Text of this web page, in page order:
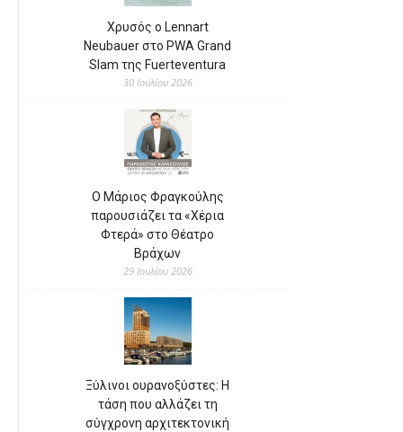
Χρυσός ο Lennart
Neubauer στο PWA Grand
Slam της Fuerteventura
30 Ιουλίου 2026
Ο Μάριος Φραγκούλης
παρουσιάζει τα «Χέρια
Φτερά» στο Θέατρο
Βράχων
29 Ιουλίου 2026
Ξύλινοι ουρανοξύστες: Η
τάση που αλλάζει τη
σύγχρονη αρχιτεκτονική